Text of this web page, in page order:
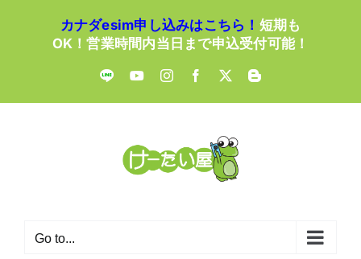
カナダesim申し込みはこちら！ 短期も
OK！営業時間内当日まで申込受付可能！
LINE YouTubeInstagramFacebook
X Blogger
Go to...